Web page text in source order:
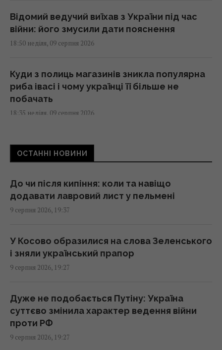
Відомий ведучий виїхав з України під час
війни: його змусили дати пояснення
18:50 неділя, 09 серпня 2026
Куди з полиць магазинів зникла популярна
риба івасі і чому українці її більше не
побачать
18:35 неділя, 09 серпня 2026
Міжнародну космічну станцію не залишать
у космосі: її навмисно знищать
Чоловік перевірив акумулятор
електрокара Tesla після 125 тисяч км:
18:34 неділя, 09 серпня 2026
Італійці випробують в Україні інноваційну
18:28 неділя, 09 серпня 2026
За чотири роки війна зазнала ключової
зміни, що дуже не подобається Путіну, -
ОСТАННІ НОВИНИ
До чи після кипіння: коли та навіщо
додавати лавровий лист у пельмені
9 серпня 2026, 19:37
У Косово образилися на слова Зеленського
і зняли український прапор
9 серпня 2026, 19:27
Дуже не подобається Путіну: Україна
суттєво змінила характер ведення війни
проти РФ
9 серпня 2026, 19:27